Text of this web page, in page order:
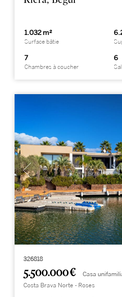
1.032 m²
Surface bâtie
7
Chambres à coucher
6
326818
5.500.000 € Casa
Costa Brava Norte - Roses